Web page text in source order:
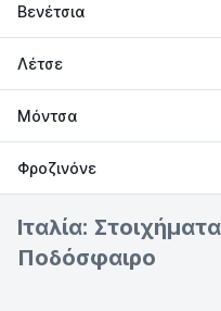
Βενέτσια
Λέτσε
Μόντσα
Φροζινόνε
Ιταλία:
Ποδόσφαιρο